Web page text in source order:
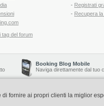
tag del forum
- Registrati
- Recupera
Booking Blog Mobile
Naviga direttamente dal tuo
2026 QNT S.r.l. Socio Unico -
fornire ai propri clienti la miglior